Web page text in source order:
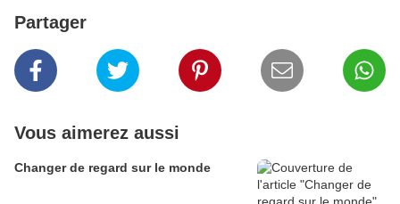
Partager
Vous aimerez aussi
Changer de regard sur le monde